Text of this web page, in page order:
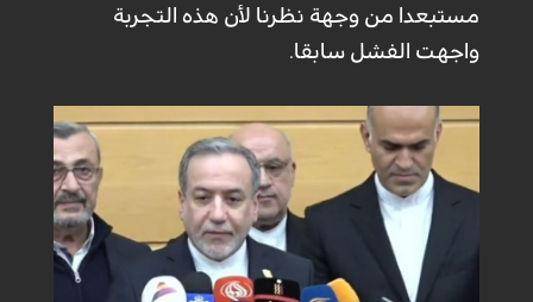
مستبعدا من وجهة نظرنا لأن هذه التجربة
واجهت الفشل سابقا.